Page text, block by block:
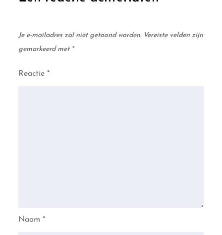
Je e-mailadres zal niet getoond worden. Vereiste velden zijn
gemarkeerd met *
Reactie*
Naam*